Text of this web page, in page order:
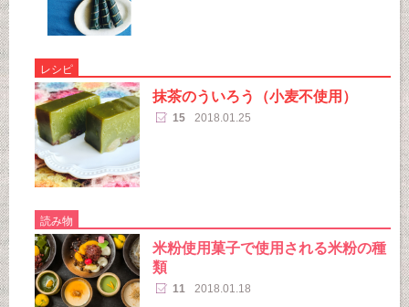
レシピ
抹茶のういろう（小麦不使用）
15 2018.01.25
読み物
米粉使用菓子で使用される米粉の種
類
11 2018.01.18